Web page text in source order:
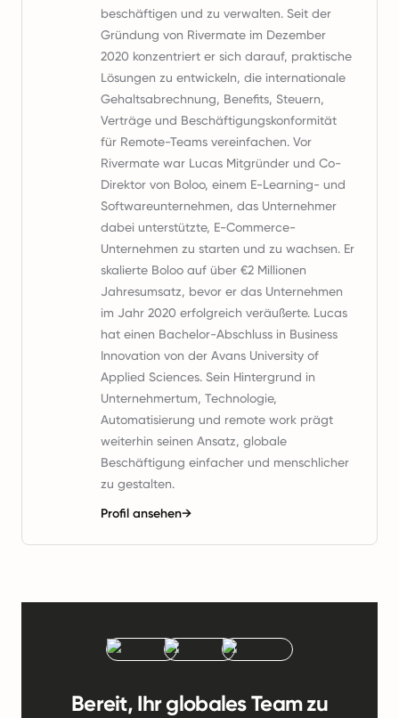
beschäftigen und zu verwalten. Seit der
Gründung von Rivermate im Dezember
2020 konzentriert er sich darauf, praktische
Lösungen zu entwickeln, die internationale
Gehaltsabrechnung, Benefits, Steuern,
Verträge und Beschäftigungskonformität
für Remote-Teams vereinfachen. Vor
Rivermate war Lucas Mitgründer und Co-
Direktor von Boloo, einem E-Learning- und
Softwareunternehmen, das Unternehmer
dabei unterstützte, E-Commerce-
Unternehmen zu starten und zu wachsen. Er
skalierte Boloo auf über €2 Millionen
Jahresumsatz, bevor er das Unternehmen
im Jahr 2020 erfolgreich veräußerte. Lucas
hat einen Bachelor-Abschluss in Business
Innovation von der Avans University of
Applied Sciences. Sein Hintergrund in
Unternehmertum, Technologie,
Automatisierung und remote work prägt
weiterhin seinen Ansatz, globale
Beschäftigung einfacher und menschlicher
zu gestalten.
Profil ansehen→
Bereit, Ihr globales Team zu